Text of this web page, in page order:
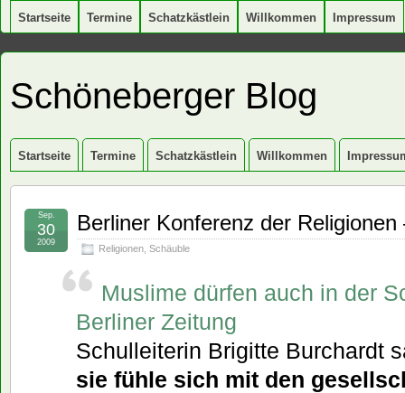
Startseite Termine Schatzkästlein Willkommen Impressum
Schöneberger Blog
Startseite Termine Schatzkästlein Willkommen
Berliner Konferenz der Religionen
Religionen Schäuble
Sep.
30
2009
Muslime dürfen auch in der
Berliner Zeitung
Schulleiterin Brigitte Burchardt
sie fühle sich mit den